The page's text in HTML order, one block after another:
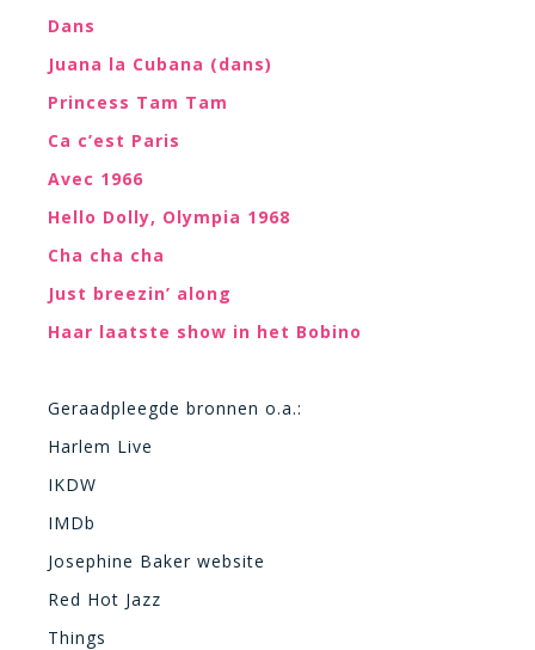
Dans
Juana la Cubana (dans)
Princess Tam Tam
Ca c’est Paris
Avec 1966
Hello Dolly, Olympia 1968
Cha cha cha
Just breezin’ along
Haar laatste show in het Bobino
Geraadpleegde bronnen o.a.:
Harlem Live
IKDW
IMDb
Josephine Baker website
Red Hot Jazz
Things